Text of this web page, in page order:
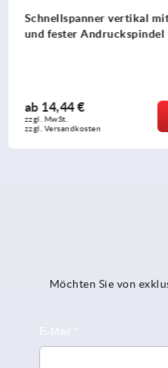
Schnellspanner horizontal
waagrechtem Fuß und
ab 20,67 €
zzgl. MwSt.
zzgl. Versandkosten
Möchten Sie von